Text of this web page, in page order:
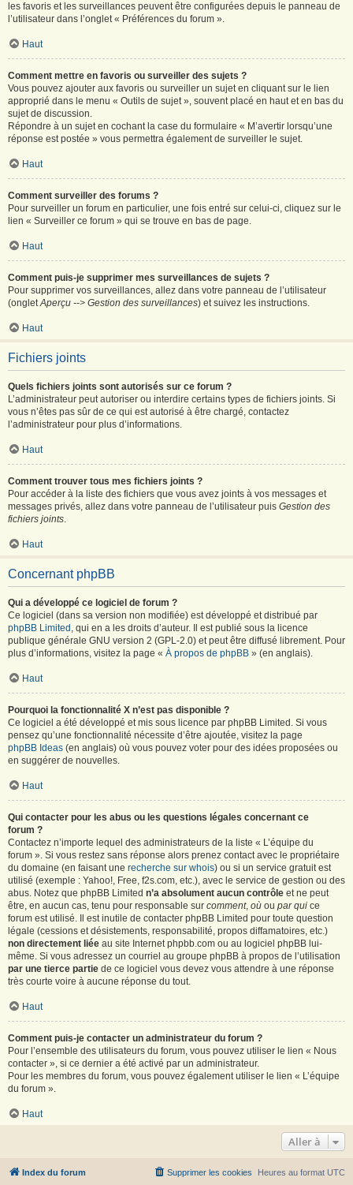
les favoris et les surveillances peuvent être configurées depuis le panneau de
l’utilisateur dans l’onglet « Préférences du forum ».
Haut
Comment mettre en favoris ou surveiller des sujets ?
Vous pouvez ajouter aux favoris ou surveiller un sujet en cliquant sur le lien
approprié dans le menu « Outils de sujet », souvent placé en haut et en bas du
sujet de discussion.
Répondre à un sujet en cochant la case du formulaire « M’avertir lorsqu’une
réponse est postée » vous permettra également de surveiller le sujet.
Haut
Comment surveiller des forums ?
Pour surveiller un forum en particulier, une fois entré sur celui-ci, cliquez sur le
lien « Surveiller ce forum » qui se trouve en bas de page.
Haut
Comment puis-je supprimer mes surveillances de sujets ?
Pour supprimer vos surveillances, allez dans votre panneau de l’utilisateur
(ongletAperçu --> Gestion des surveillances) et suivez les instructions.
Haut
Fichiers joints
Quels fichiers joints sont autorisés sur ce forum ?
L’administrateur peut autoriser ou interdire certains types de fichiers joints. Si
vous n’êtes pas sûr de ce qui est autorisé à être chargé, contactez
l’administrateur pour plus d’informations.
Haut
Comment trouver tous mes fichiers joints ?
Pour accéder à la liste des fichiers que vous avez joints à vos messages et
messages privés, allez dans votre panneau de l’utilisateur puis Gestion des
fichiers joints.
Haut
Concernant phpBB
Qui a développé ce logiciel de forum ?
Ce logiciel (dans sa version non modifiée) est développé et distribué par
phpBB Limited , qui en a les droits d’auteur. Il est publié sous la licence
publique générale GNU version 2 (GPL-2.0) et peut être diffusé librement. Pour
plus d’informations, visitez la page « À propos de phpBB » (en anglais).
Haut
Pourquoi la fonctionnalité X n’est pas disponible ?
Ce logiciel a été développé et mis sous licence par phpBB Limited. Si vous
pensez qu’une fonctionnalité nécessite d’être ajoutée, visitez la page
phpBB Ideas (en anglais) où vous pouvez voter pour des idées proposées ou
en suggérer de nouvelles.
Haut
Qui contacter pour les abus ou les questions légales concernant ce
forum ?
Contactez n’importe lequel des administrateurs de la liste « L’équipe du
forum ». Si vous restez sans réponse alors prenez contact avec le propriétaire
du domaine (en faisant une recherche sur whois) ou si un service gratuit est
utilisé (exemple : Yahoo!, Free, f2s.com, etc.), avec le service de gestion ou des
abus. Notez que phpBB Limited n’a absolument aucun contrôle et ne peut
être, en aucun cas, tenu pour responsable sur comment, où ou par qui ce
forum est utilisé. Il est inutile de contacter phpBB Limited pour toute question
légale (cessions et désistements, responsabilité, propos diffamatoires, etc.)
non directement liée au site Internet phpbb.com ou au logiciel phpBB lui-
même. Si vous adressez un courriel au groupe phpBB à propos de l’utilisation
par une tierce partie de ce logiciel vous devez vous attendre à une réponse
très courte voire à aucune réponse du tout.
Haut
Comment puis-je contacter un administrateur du forum ?
Pour l’ensemble des utilisateurs du forum, vous pouvez utiliser le lien « Nous
contacter », si ce dernier a été activé par un administrateur.
Pour les membres du forum, vous pouvez également utiliser le lien « L’équipe
du forum ».
Haut
Aller à
Index du forum Heures au format UTC
Supprimer les cookies